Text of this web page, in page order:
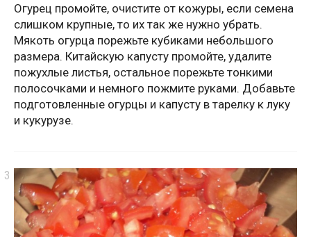
Огурец промойте, очистите от кожуры, если семена
слишком крупные, то их так же нужно убрать.
Мякоть огурца порежьте кубиками небольшого
размера. Китайскую капусту промойте, удалите
пожухлые листья, остальное порежьте тонкими
полосочками и немного пожмите руками. Добавьте
подготовленные огурцы и капусту в тарелку к луку
и кукурузе.